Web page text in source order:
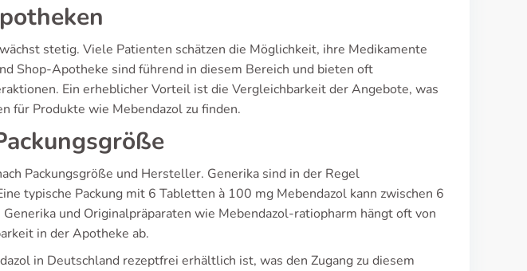
stetig. Viele Patienten schätzen die Möglichkeit, ihre Medikamente
Shop-Apotheke sind führend in diesem Bereich und bieten oft
Ein erheblicher Vorteil ist die Vergleichbarkeit der Angebote, was
für Produkte wie Mebendazol zu finden.
Packungsgröße und Hersteller. Generika sind in der Regel
typische Packung mit 6 Tabletten à 100 mg Mebendazol kann zwischen 6
und Originalpräparaten wie Mebendazol-ratiopharm hängt oft von
in der Apotheke ab.
in Deutschland rezeptfrei erhältlich ist, was den Zugang zu diesem